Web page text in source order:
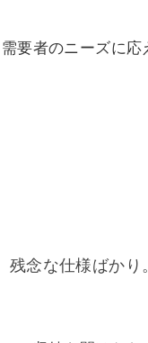
要者のニーズに
念な仕様ばかり